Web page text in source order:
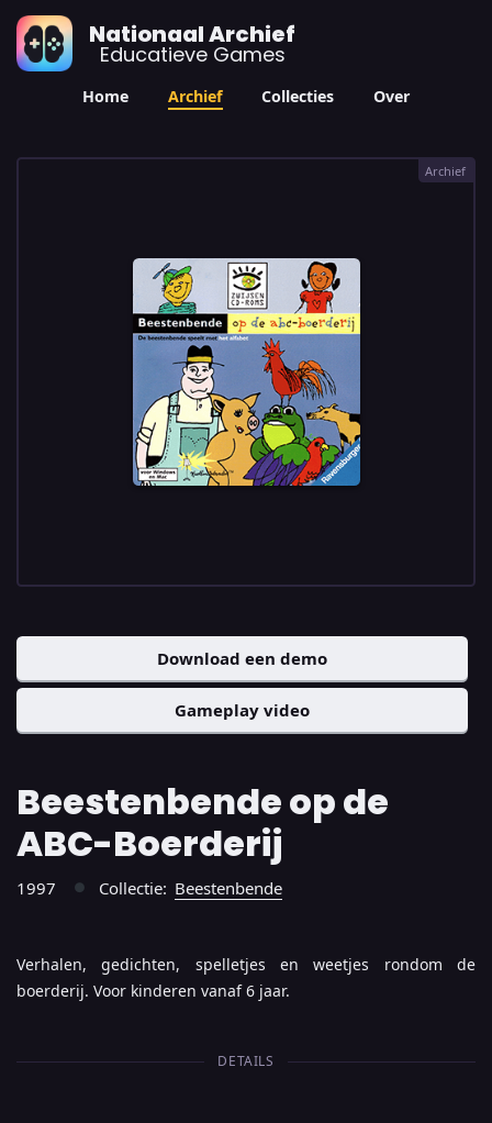
Nationaal Archief
Educatieve Games
Home Archief Collecties Over
Archief
Download een demo
Gameplay video
Beestenbende op de
ABC-Boerderij
1997 ● Collectie: Beestenbende
Verhalen, gedichten, spelletjes en weetjes rondom de
boerderij. Voor kinderen vanaf 6 jaar.
DETAILS